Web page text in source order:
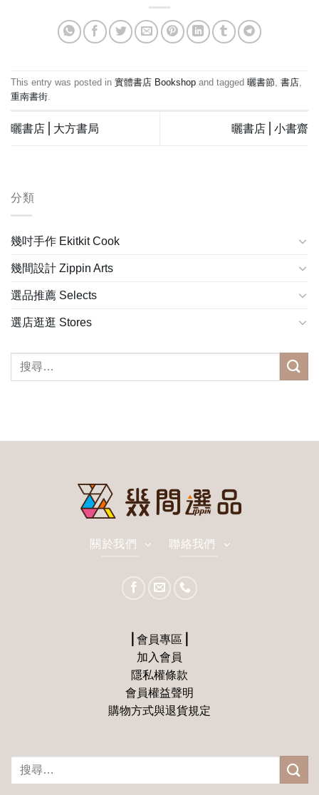
分類
幾吋手作 Ekitkit Cook
幾間設計 Zippin Arts
選品推薦 Selects
選店逛逛 Stores
This entry was posted in 實體書店 Bookshop and tagged 曬書節 書店
重南書街
曬書店⎪大方書局 曬書店⎪小書齋
關於我們 聯絡我們
⎪會員專區⎪
加入會員
隱私權條款
會員權益聲明
購物方式與退貨規定